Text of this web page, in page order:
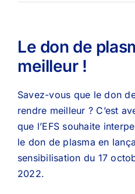
Le don de
meilleur !
Savez-vous que le don
rendre meilleur ? C’est
que l’EFS souhaite
le don de plasma en
sensibilisation du 17
2022.